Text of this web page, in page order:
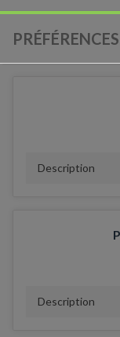
Description
Description